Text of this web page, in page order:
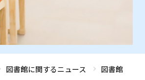
図書館に関するニュース 図書館